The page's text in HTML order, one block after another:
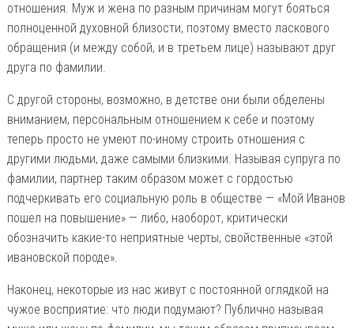
отношения. Муж и жена по разным причинам могут бояться
полноценной духовной близости, поэтому вместо ласкового
обращения (и между собой, и в третьем лице) называют друг
друга по фамилии.
С другой стороны, возможно, в детстве они были обделены
вниманием, персональным отношением к себе и поэтому
теперь просто не умеют по-иному строить отношения с
другими людьми, даже самыми близкими. Называя супруга по
фамилии, партнер таким образом может с гордостью
подчеркивать его социальную роль в обществе — «Мой Иванов
пошел на повышение» — либо, наоборот, критически
обозначить какие-то неприятные черты, свойственные «этой
ивановской породе».
Наконец, некоторые из нас живут с постоянной оглядкой на
чужое восприятие: что люди подумают? Публично называя